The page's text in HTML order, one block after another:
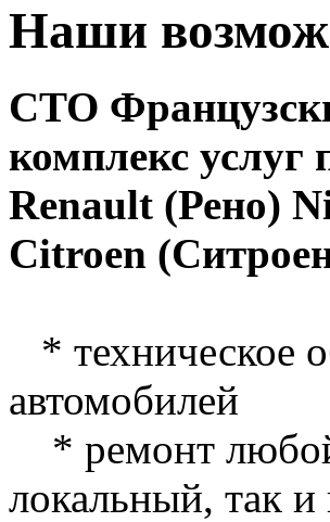
Наши
СТО
комплекс услуг
Renault (Рено)
Citroen
* техническое
автомобилей
* ремонт
локальный, так